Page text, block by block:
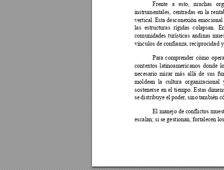
Frente a esto, muchas
instrumentales, centradas en la
vertical. Esta desconexión emocional
las estructuras rígidas colapsan.
comunidades turísticas andinas
vínculos de confianza, reciprocidad
Para comprender cómo
contextos latinoamericanos donde
necesario mirar más allá de sus
moldean la cultura organizacional
sostenerse en el tiempo. Estas
se distribuye el poder, sino también
El manejo de conflictos
escalan; si se gestionan, fortalecen